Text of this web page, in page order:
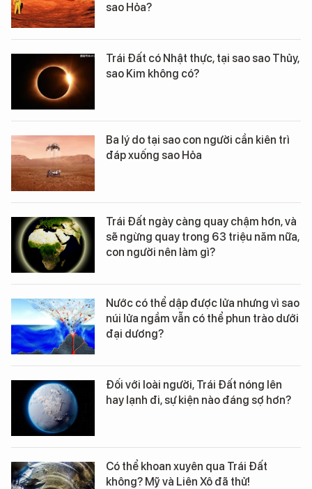
sao Hỏa?
Trái Đất có Nhật thực, tại sao sao Thủy,
sao Kim không có?
Ba lý do tại sao con người cần kiên trì
đáp xuống sao Hỏa
Trái Đất ngày càng quay chậm hơn, và
sẽ ngừng quay trong 63 triệu năm nữa,
con người nên làm gì?
Nước có thể dập được lửa nhưng vì sao
núi lửa ngầm vẫn có thể phun trào dưới
đại dương?
Đối với loài người, Trái Đất nóng lên
hay lạnh đi, sự kiện nào đáng sợ hơn?
Có thể khoan xuyên qua Trái Đất
không? Mỹ và Liên Xô đã thử!